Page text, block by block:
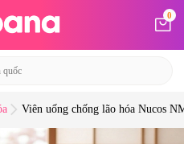
0
Viên uống chống lão hóa Nucos